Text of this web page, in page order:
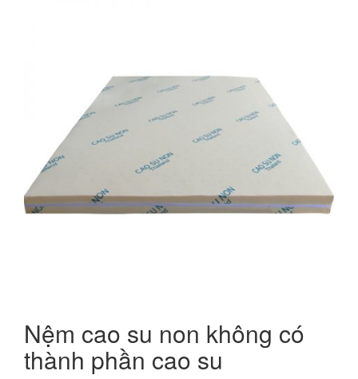
Nệm cao su non không có
thành phần cao su